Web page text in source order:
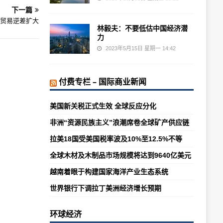
下一篇
易逆差扩大
林毅夫：不要低估中国经济潜
力
2023年5月15日 星期一 14:42
付费专栏 – 国际商业新闻
美国新关税正式生效 全球反应分化
非洲“资源民族主义”浪潮席卷全球矿产供应链
拉美18国受美国税率波及10%至12.5%不等
全球木材及木制品市场规模将达到9640亿美元
越南着眼于构建国家海洋产业生态系统
世界银行下调拉丁美洲经济增长预期
环球经济